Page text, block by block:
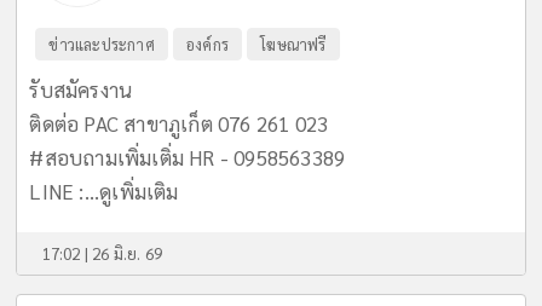
ข่าวและประกาศ องค์กร โฆษณาฟรี
รับสมัครงาน
ติดต่อ PAC สาขาภูเก็ต 076 261 023
#สอบถามเพิ่มเติ่ม HR - 0958563389
LINE :...ดูเพิ่มเติม
17:02 | 26 มิ.ย. 69